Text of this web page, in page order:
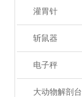
灌胃针
斩鼠器
电子秤
大动物解剖台